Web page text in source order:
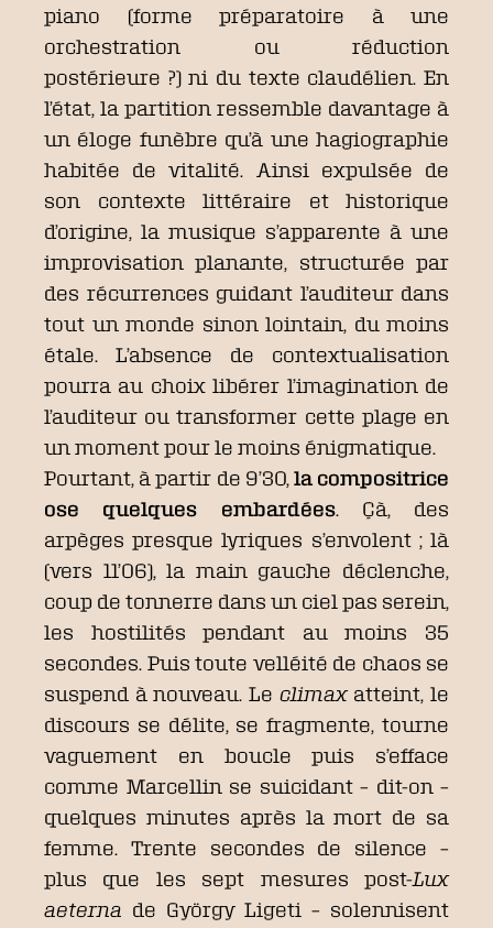
piano (forme préparatoire à une
orchestration ou réduction
postérieure ?) ni du texte claudélien. En
l’état, la partition ressemble davantage à
un éloge funèbre qu’à une hagiographie
habitée de vitalité. Ainsi expulsée de
son contexte littéraire et historique
d’origine, la musique s’apparente à une
improvisation planante, structurée par
des récurrences guidant l’auditeur dans
tout un monde sinon lointain, du moins
étale. L’absence de contextualisation
pourra au choix libérer l’imagination de
l’auditeur ou transformer cette plage en
un moment pour le moins énigmatique.
Pourtant, à partir de 9’30, la compositrice
ose quelques embardées. Çà, des
arpèges presque lyriques s’envolent ; là
(vers 11’06), la main gauche déclenche,
coup de tonnerre dans un ciel pas serein,
les hostilités pendant au moins 35
secondes. Puis toute velléité de chaos se
suspend à nouveau. Le climax atteint, le
discours se délite, se fragmente, tourne
vaguement en boucle puis s’efface
comme Marcellin se suicidant – dit-on –
quelques minutes après la mort de sa
femme. Trente secondes de silence –
plus que les sept mesures post-Lux
aeterna de György Ligeti – solennisent